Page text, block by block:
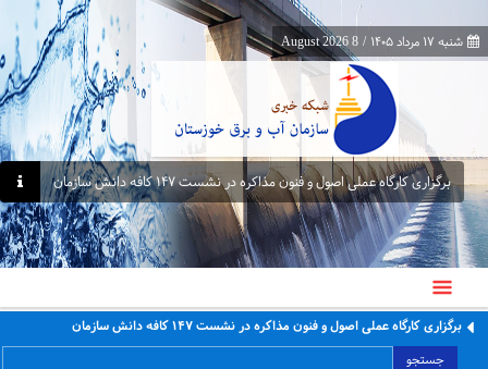
شنبه ۱۷ مرداد ۱۴۰۵ /
8 August 2026
برگزاری کارگاه عملی اصول و فنون مذاکره در نشست ۱۴۷ کافه دانش سازمان
برگزاری کارگاه عملی اصول و فنون مذاکره در نشست ۱۴۷ کافه دانش سازمان
جستجو